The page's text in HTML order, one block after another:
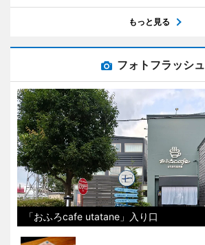
もっと見る
フォトフラッシュ
「おふろcafe utatane」入り口